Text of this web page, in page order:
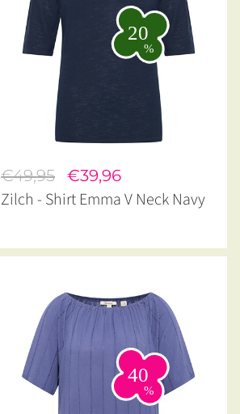
€49,95 €39,96
Zilch - Shirt Emma V Neck Navy